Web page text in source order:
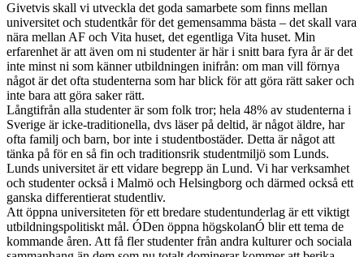
Givetvis skall vi utveckla det goda samarbete som finns mellan
universitet och studentkår för det gemensamma bästa – det skall vara
nära mellan AF och Vita huset, det egentliga Vita huset. Min
erfarenhet är att även om ni studenter är här i snitt bara fyra år är det
inte minst ni som känner utbildningen inifrån: om man vill förnya
något är det ofta studenterna som har blick för att göra rätt saker och
inte bara att göra saker rätt.
Långtifrån alla studenter är som folk tror; hela 48% av studenterna i
Sverige är icke-traditionella, dvs läser på deltid, är något äldre, har
ofta familj och barn, bor inte i studentbostäder. Detta är något att
tänka på för en så fin och traditionsrik studentmiljö som Lunds.
Lunds universitet är ett vidare begrepp än Lund. Vi har verksamhet
och studenter också i Malmö och Helsingborg och därmed också ett
ganska differentierat studentliv.
Att öppna universiteten för ett bredare studentunderlag är ett viktigt
utbildningspolitiskt mål. ÓDen öppna högskolanÓ blir ett tema de
kommande åren. Att få fler studenter från andra kulturer och sociala